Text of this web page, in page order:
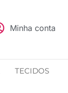
Minha conta
TECIDOS